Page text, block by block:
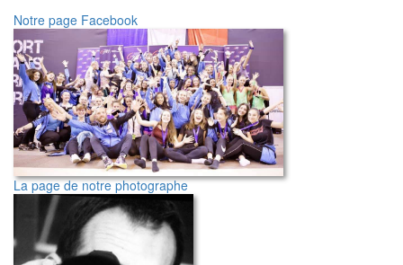
Notre page Facebook
La page de notre photographe